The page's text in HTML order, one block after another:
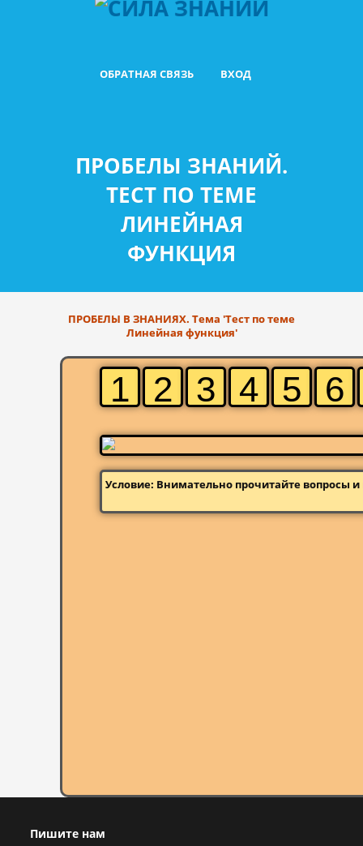
ОБРАТНАЯ СВЯЗЬ ВХОД
ПРОБЕЛЫ ЗНАНИЙ.
ТЕСТ ПО ТЕМЕ
ЛИНЕЙНАЯ
ФУНКЦИЯ
ПРОБЕЛЫ В ЗНАНИЯХ. Тема 'Тест по теме
Линейная функция'
1 2 3 4 5 6
Условие: Внимательно прочитайте вопросы
Пишите нам